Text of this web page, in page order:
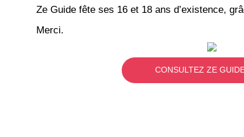
Ze Guide fête ses 16 et 18 ans d’existence,
Merci.
CONSULTEZ ZE